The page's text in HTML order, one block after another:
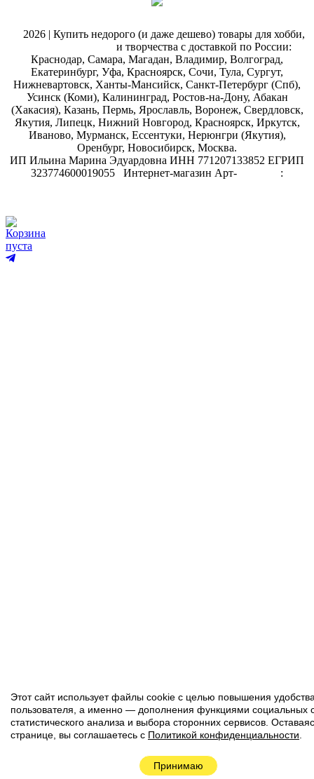
2026 | Купить недорого (и даже дешево) товары для хобби,
и творчества с доставкой по России:
Краснодар, Самара, Магадан, Владимир, Волгоград,
Екатеринбург, Уфа, Красноярск, Сочи, Тула, Сургут,
Нижневартовск, Ханты-Мансийск, Санкт-Петербург (Спб),
Усинск (Коми), Калининград, Ростов-на-Дону, Абакан
(Хакасия), Казань, Пермь, Ярославль, Воронеж, Свердловск,
Якутия, Липецк, Нижний Новгород, Красноярск, Иркутск,
Иваново, Мурманск, Ессентуки, Нерюнгри (Якутия),
Оренбург, Новосибирск, Москва.
ИП Ильина Марина Эдуардовна ИНН 771207133852 ЕГРИП
323774600019055
Интернет-магазин Арт-
:
Корзина
пуста
Этот сайт использует файлы cookie с целью повышения
пользователя, а именно — дополнения функциями социальных
статистического анализа и выбора сторонних сервисов.
странице, вы соглашаетесь с Политикой конфиденциальности
Принимаю